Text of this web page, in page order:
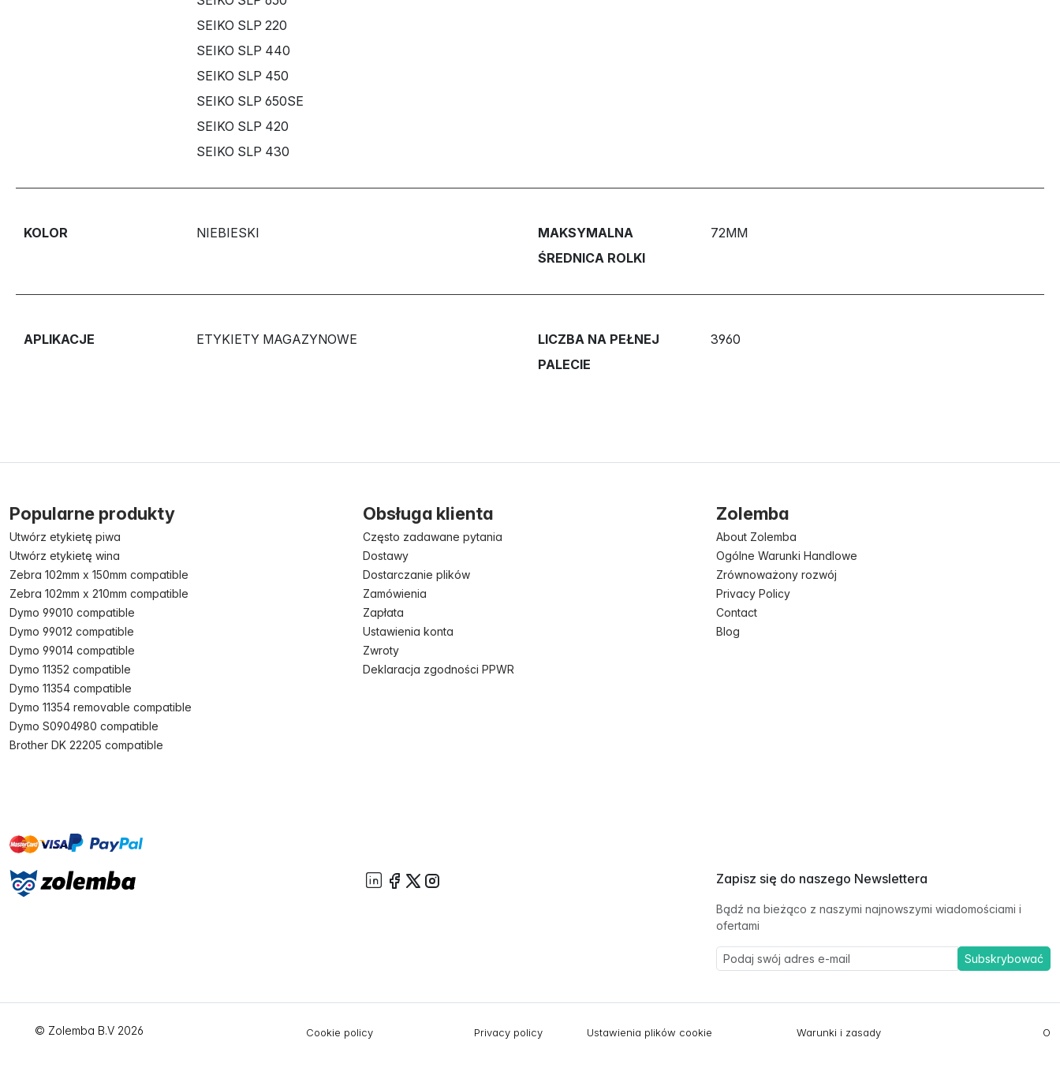
SEIKO SLP 220
SEIKO SLP 440
SEIKO SLP 450
SEIKO SLP 650SE
SEIKO SLP 420
SEIKO SLP 430
KOLOR NIEBIESKI
MAKSYMALNA
ŚREDNICA ROLKI
72MM
APLIKACJE ETYKIETY MAGAZYNOWE
LICZBA NA PEŁNEJ
PALECIE
3960
Popularne produkty
Utwórz etykietę piwa
Utwórz etykietę wina
Zebra 102mm x 150mm compatible
Zebra 102mm x 210mm compatible
Dymo 99010 compatible
Dymo 99012 compatible
Dymo 99014 compatible
Dymo 11352 compatible
Dymo 11354 compatible
Dymo 11354 removable compatible
Dymo S0904980 compatible
Brother DK 22205 compatible
Obsługa klienta
Często zadawane pytania
Dostawy
Dostarczanie plików
Zamówienia
Zapłata
Ustawienia konta
Zwroty
Deklaracja zgodności PPWR
Zolemba
About Zolemba
Ogólne Warunki Handlowe
Zrównoważony rozwój
Privacy Policy
Contact
Blog
mastervisa paypal
Zapisz się do naszego Newslettera
Bądź na bieżąco z naszymi najnowszymi wiadomościami i
ofertami
Subskrybować
© Zolemba B.V 2026 Cookie policy Privacy policy Ustawienia plików cookie Warunki i zasady O